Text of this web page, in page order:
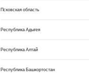
Псковская область
Республика Адыгея
Республика Алтай
Республика Башкортостан